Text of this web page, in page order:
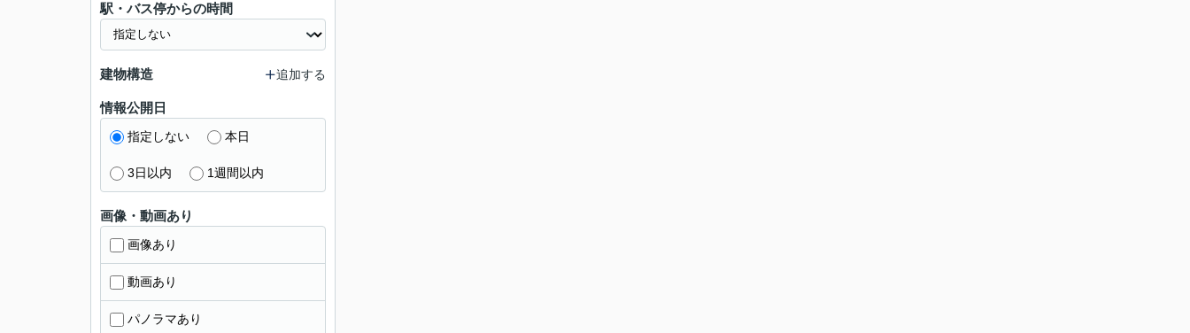
駅・バス停からの時間
建物構造 追加する
情報公開日
指定しない 本日
3日以内 1週間以内
画像・動画あり
画像あり
動画あり
パノラマあり